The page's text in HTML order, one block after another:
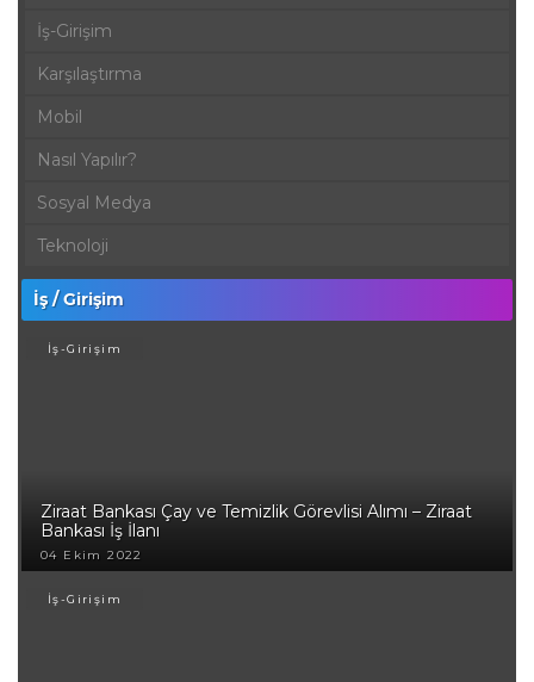
İş-Girişim
Karşılaştırma
Mobil
Nasıl Yapılır?
Sosyal Medya
Teknoloji
İş / Girişim
İş-Girişim
Ziraat Bankası Çay ve Temizlik Görevlisi Alımı – Ziraat
Bankası İş İlanı
04 Ekim 2022
İş-Girişim